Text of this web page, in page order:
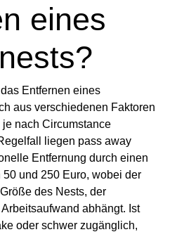
eines
Entfernen eines
aus verschiedenen Faktoren
nach Circumstance
liegen pass away
Entfernung durch einen
und 250 Euro, wobei der
des Nests, der
abhängt. Ist
oder schwer zugänglich,